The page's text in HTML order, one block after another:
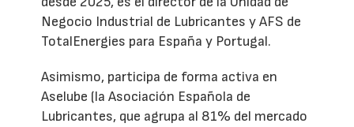
Negocio Industrial de Lubricantes y AFS de
TotalEnergies para España y Portugal.
Asimismo, participa de forma activa en
Aselube (la Asociación Española de
Lubricantes, que agrupa al 81% del mercado